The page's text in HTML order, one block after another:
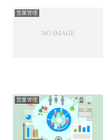
営業管理
営業管理